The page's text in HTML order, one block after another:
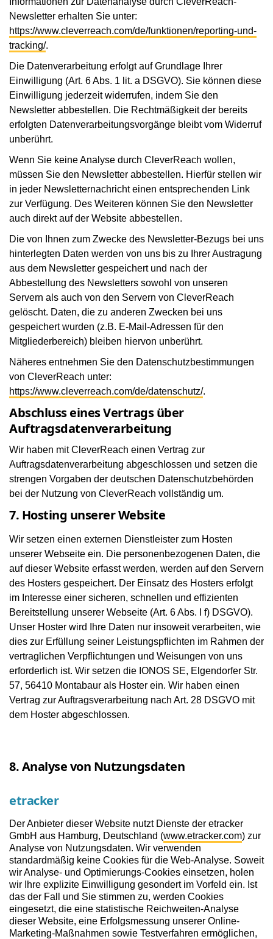
Newsletter erhalten Sie unter:
https://www.cleverreach.com/de/funktionen/reporting-und-
tracking/.
Die Datenverarbeitung erfolgt auf Grundlage Ihrer
Einwilligung (Art. 6 Abs. 1 lit. a DSGVO). Sie können diese
Einwilligung jederzeit widerrufen, indem Sie den
Newsletter abbestellen. Die Rechtmäßigkeit der bereits
erfolgten Datenverarbeitungsvorgänge bleibt vom Widerruf
unberührt.
Wenn Sie keine Analyse durch CleverReach wollen,
müssen Sie den Newsletter abbestellen. Hierfür stellen wir
in jeder Newsletternachricht einen entsprechenden Link
zur Verfügung. Des Weiteren können Sie den Newsletter
auch direkt auf der Website abbestellen.
Die von Ihnen zum Zwecke des Newsletter-Bezugs bei uns
hinterlegten Daten werden von uns bis zu Ihrer Austragung
aus dem Newsletter gespeichert und nach der
Abbestellung des Newsletters sowohl von unseren
Servern als auch von den Servern von CleverReach
gelöscht. Daten, die zu anderen Zwecken bei uns
gespeichert wurden (z.B. E-Mail-Adressen für den
Mitgliederbereich) bleiben hiervon unberührt.
Näheres entnehmen Sie den Datenschutzbestimmungen
von CleverReach unter:
https://www.cleverreach.com/de/datenschutz/.
Abschluss eines Vertrags über
Auftragsdatenverarbeitung
Wir haben mit CleverReach einen Vertrag zur
Auftragsdatenverarbeitung abgeschlossen und setzen die
strengen Vorgaben der deutschen Datenschutzbehörden
bei der Nutzung von CleverReach vollständig um.
7. Hosting unserer Website
Wir setzen einen externen Dienstleister zum Hosten
unserer Webseite ein. Die personenbezogenen Daten, die
auf dieser Website erfasst werden, werden auf den Servern
des Hosters gespeichert. Der Einsatz des Hosters erfolgt
im Interesse einer sicheren, schnellen und effizienten
Bereitstellung unserer Webseite (Art. 6 Abs. I f) DSGVO).
Unser Hoster wird Ihre Daten nur insoweit verarbeiten, wie
dies zur Erfüllung seiner Leistungspflichten im Rahmen der
vertraglichen Verpflichtungen und Weisungen von uns
erforderlich ist. Wir setzen die IONOS SE, Elgendorfer Str.
57, 56410 Montabaur als Hoster ein. Wir haben einen
Vertrag zur Auftragsverarbeitung nach Art. 28 DSGVO mit
dem Hoster abgeschlossen.
8. Analyse von Nutzungsdaten
etracker
Der Anbieter dieser Website nutzt Dienste der etracker
GmbH aus Hamburg, Deutschland (www.etracker.com) zur
Analyse von Nutzungsdaten. Wir verwenden
standardmäßig keine Cookies für die Web-Analyse. Soweit
wir Analyse- und Optimierungs-Cookies einsetzen, holen
wir Ihre explizite Einwilligung gesondert im Vorfeld ein. Ist
das der Fall und Sie stimmen zu, werden Cookies
eingesetzt, die eine statistische Reichweiten-Analyse
dieser Website, eine Erfolgsmessung unserer Online-
Marketing-Maßnahmen sowie Testverfahren ermöglichen,